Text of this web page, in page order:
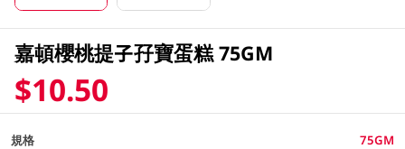
嘉頓櫻桃提子孖寶蛋糕 75GM
$10.50
規格 75GM